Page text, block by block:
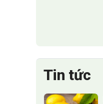
Tin tức